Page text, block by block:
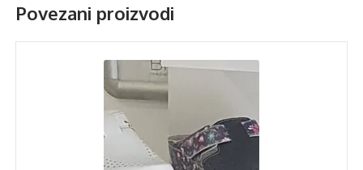
Povezani proizvodi